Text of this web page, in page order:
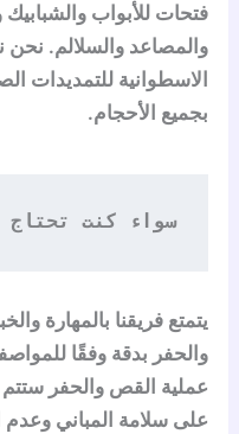
فتحات للأبواب والشبابيك
والمصاعد والسلالم. نحن
الاسطوانية للتمديدات
بجميع الأحجام.
سواء كنت تحتاج
يتمتع فريقنا بالمهارة
والحفر بدقة وفقًا
عملية القص والحفر ستتم
على سلامة المباني